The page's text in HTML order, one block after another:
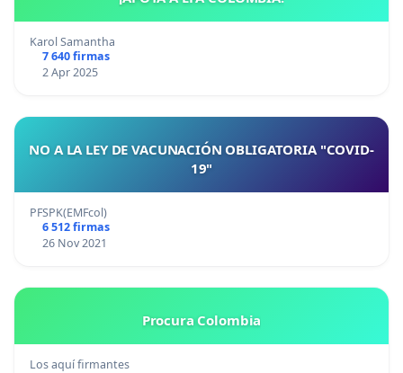
Karol Samantha
7 640 firmas
2 Apr 2025
NO A LA LEY DE VACUNACIÓN OBLIGATORIA "COVID-
19"
PFSPK(EMFcol)
6 512 firmas
26 Nov 2021
Procura Colombia
Los aquí firmantes